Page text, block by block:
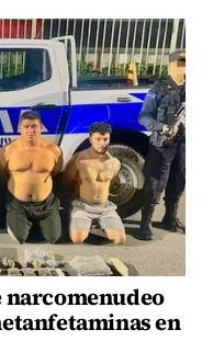
narcomenudeo
en